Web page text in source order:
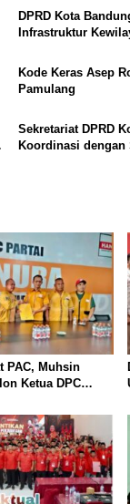
DPRD Kota
Infrastruktur
Kode Keras Asep
Pamulang
Sekretariat DPRD
Koordinasi dengan
PAC, Muhsin
Ketua DPC